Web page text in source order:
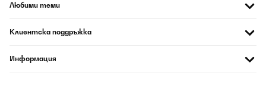
Любими теми
Клиентска поддръжка
Информация